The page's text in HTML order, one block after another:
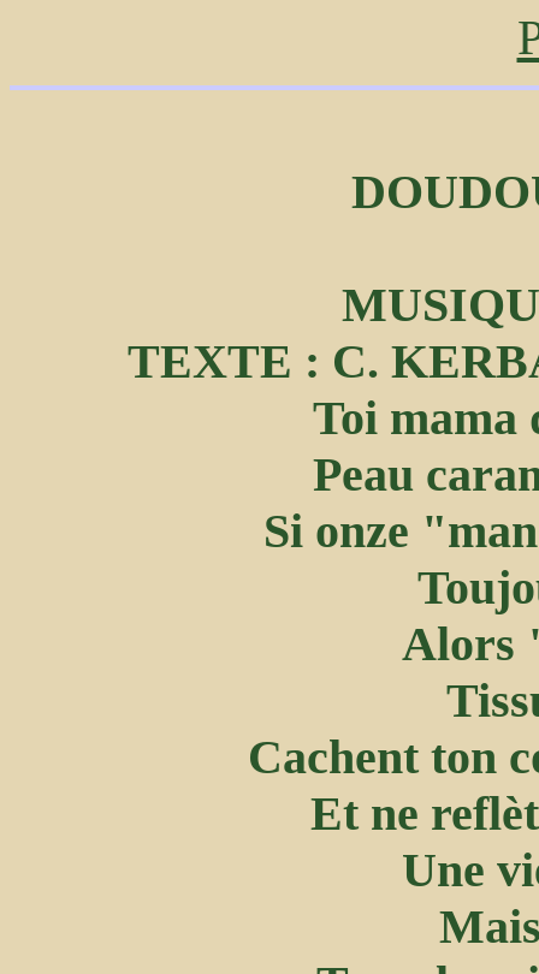
TEXTE : C.
Toi mama
Peau
Si onze
Alors
Cachent ton
Et ne
Une